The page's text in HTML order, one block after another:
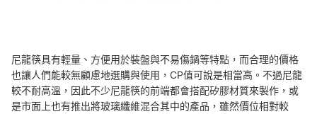
尼龍筷具有輕量、方便用於裝盤與不易傷鍋等特點，而合理的價格
也讓人們能較無顧慮地選購與使用， CP值可說是相當高。不過尼龍
較不耐高溫，因此不少尼龍筷的前端都會搭配矽膠材質來製作 ，或
是市面上也有推出將玻璃纖維混合其中的產品，雖然價位相對較